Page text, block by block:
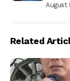
August
Related